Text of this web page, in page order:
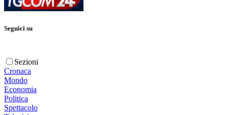
Seguici su
Sezioni
Cronaca
Mondo
Economia
Politica
Spettacolo